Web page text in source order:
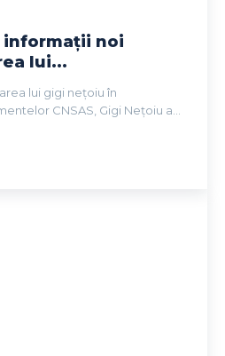
informații noi
lui...
lui gigi nețoiu în
CNSAS, Gigi Nețoiu a...